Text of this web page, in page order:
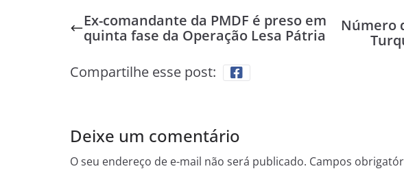
Ex-comandante da PMDF é preso em
quinta fase da Operação Lesa Pátria
Número
Compartilhe esse post:
Deixe um comentário
O seu endereço de e-mail não será publicado. Campos